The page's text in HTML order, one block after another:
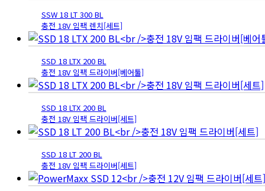
SSW 18 LT 300 BL
충전 18V 임팩 렌치[세트]
SSD 18 LTX 200 BL
충전 18V 임팩 드라이버[베어툴]
SSD 18 LTX 200 BL
충전 18V 임팩 드라이버[세트]
SSD 18 LT 200 BL
충전 18V 임팩 드라이버[세트]